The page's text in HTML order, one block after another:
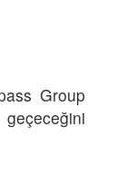
Group